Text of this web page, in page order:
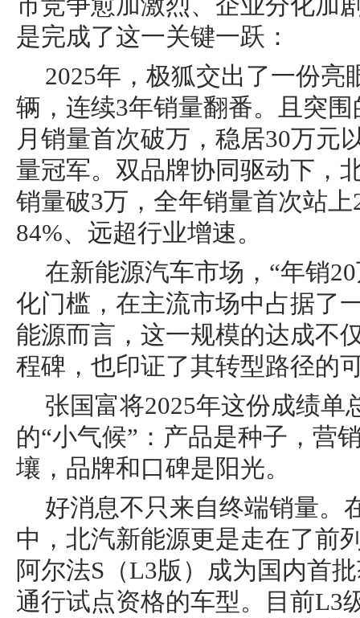
是完成了这一关键一跃：
2025年，极狐交出了一份亮
辆，连续3年销量翻番。且突
月销量首次破万，稳居30万元
量冠军。双品牌协同驱动下，
销量破3万，全年销量首次站
84%、远超行业增速。
在新能源汽车市场，“年销
化门槛，在主流市场中占据了
能源而言，这一规模的达成不
程碑，也印证了其转型路径的
张国富将2025年这份成绩单
的“小气候”：产品是种子，营
壤，品牌和口碑是阳光。
好消息不只来自终端销量。
中，北汽新能源更是走在了前
阿尔法S（L3版）成为国内首
通行试点资格的车型。目前L3